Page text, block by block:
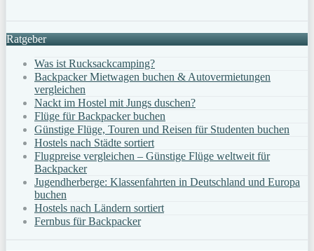
Ratgeber
Was ist Rucksackcamping?
Backpacker Mietwagen buchen & Autovermietungen
vergleichen
Nackt im Hostel mit Jungs duschen?
Flüge für Backpacker buchen
Günstige Flüge, Touren und Reisen für Studenten buchen
Hostels nach Städte sortiert
Flugpreise vergleichen – Günstige Flüge weltweit für
Backpacker
Jugendherberge: Klassenfahrten in Deutschland und Europa
buchen
Hostels nach Ländern sortiert
Fernbus für Backpacker